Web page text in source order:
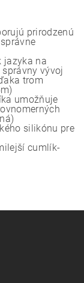
prirodzenú
jazyka na
vývoj
trom
umožňuje
silikónu pre
cumlík-